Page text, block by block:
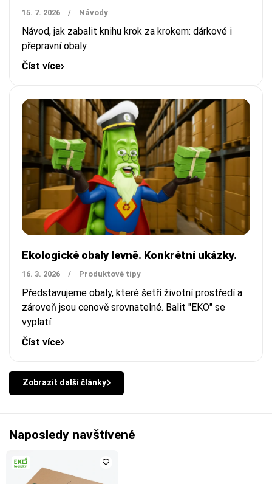
15. 7. 2026 / Návody
Návod, jak zabalit knihu krok za krokem: dárkové i
přepravní obaly.
Číst více
Ekologické obaly levně. Konkrétní ukázky.
16. 3. 2026 / Produktové tipy
Představujeme obaly, které šetří životní prostředí a
zároveň jsou cenově srovnatelné. Balit "EKO" se
vyplatí.
Číst více
Zobrazit další články
Naposledy navštívené